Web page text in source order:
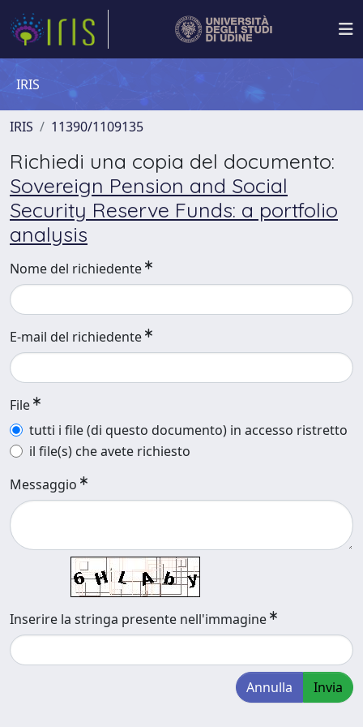
IRIS
IRIS 11390/1109135
Richiedi una copia del documento:
Sovereign Pension and Social
Security Reserve Funds: a portfolio
analysis
Nome del richiedente
E-mail del richiedente
File
tutti i file (di questo documento) in accesso ristretto
il file(s) che avete richiesto
Messaggio
Inserire la stringa presente nell'immagine
Annulla Invia